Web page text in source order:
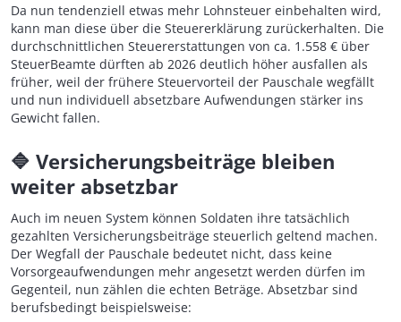
Da nun tendenziell etwas mehr Lohnsteuer einbehalten wird,
kann man diese über die Steuererklärung zurückerhalten. Die
durchschnittlichen Steuererstattungen von ca. 1.558 € über
SteuerBeamte dürften ab 2026 deutlich höher ausfallen als
früher, weil der frühere Steuervorteil der Pauschale wegfällt
und nun individuell absetzbare Aufwendungen stärker ins
Gewicht fallen.
🔷 Versicherungsbeiträge bleiben
weiter absetzbar
Auch im neuen System können Soldaten ihre tatsächlich
gezahlten Versicherungsbeiträge steuerlich geltend machen.
Der Wegfall der Pauschale bedeutet nicht, dass keine
Vorsorgeaufwendungen mehr angesetzt werden dürfen im
Gegenteil, nun zählen die echten Beträge. Absetzbar sind
berufsbedingt beispielsweise: